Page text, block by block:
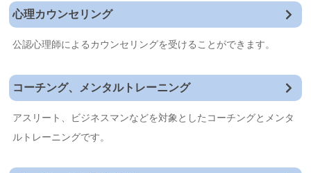
心理カウンセリング
公認心理師によるカウンセリングを受けることができます。
コーチング、メンタルトレーニング
アスリート、ビジネスマンなどを対象としたコーチングとメンタ
ルトレーニングです。